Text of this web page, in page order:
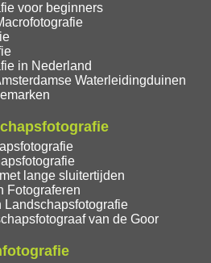
voor beginners
in Nederland
Waterleidingduinen
lange sluitertijden
Fotograferen
van de Goor